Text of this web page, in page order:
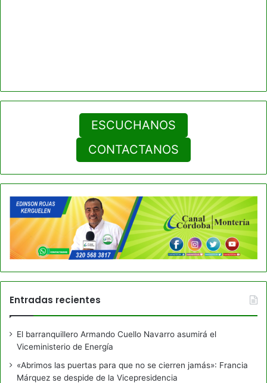
ESCUCHANOS
CONTACTANOS
Entradas recientes
El barranquillero Armando Cuello Navarro asumirá el
Viceministerio de Energía
«Abrimos las puertas para que no se cierren jamás»: Francia
Márquez se despide de la Vicepresidencia